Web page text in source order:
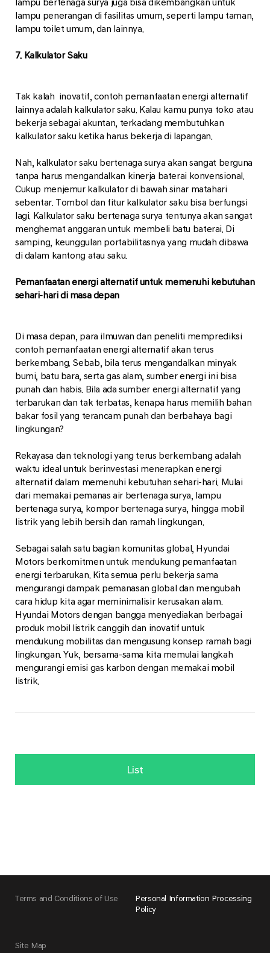
lampu penerangan di fasilitas umum, seperti lampu taman,
lampu toilet umum, dan lainnya.
7. Kalkulator Saku
Tak kalah inovatif, contoh pemanfaatan energi alternatif
lainnya adalah kalkulator saku. Kalau kamu punya toko atau
bekerja sebagai akuntan, terkadang membutuhkan
kalkulator saku ketika harus bekerja di lapangan.
Nah, kalkulator saku bertenaga surya akan sangat berguna
tanpa harus mengandalkan kinerja baterai konvensional.
Cukup menjemur kalkulator di bawah sinar matahari
sebentar. Tombol dan fitur kalkulator saku bisa berfungsi
lagi. Kalkulator saku bertenaga surya tentunya akan sangat
menghemat anggaran untuk membeli batu baterai. Di
samping, keunggulan portabilitasnya yang mudah dibawa
di dalam kantong atau saku.
Pemanfaatan energi alternatif untuk memenuhi kebutuhan
sehari-hari di masa depan
Di masa depan, para ilmuwan dan peneliti memprediksi
contoh pemanfaatan energi alternatif akan terus
berkembang. Sebab, bila terus mengandalkan minyak
bumi, batu bara, serta gas alam, sumber energi ini bisa
punah dan habis. Bila ada sumber energi alternatif yang
terbarukan dan tak terbatas, kenapa harus memilih bahan
bakar fosil yang terancam punah dan berbahaya bagi
lingkungan?
Rekayasa dan teknologi yang terus berkembang adalah
waktu ideal untuk berinvestasi menerapkan energi
alternatif dalam memenuhi kebutuhan sehari-hari. Mulai
dari memakai pemanas air bertenaga surya, lampu
bertenaga surya, kompor bertenaga surya, hingga mobil
listrik yang lebih bersih dan ramah lingkungan.
Sebagai salah satu bagian komunitas global, Hyundai
Motors berkomitmen untuk mendukung pemanfaatan
energi terbarukan. Kita semua perlu bekerja sama
mengurangi dampak pemanasan global dan mengubah
cara hidup kita agar meminimalisir kerusakan alam.
Hyundai Motors dengan bangga menyediakan berbagai
produk mobil listrik canggih dan inovatif untuk
mendukung mobilitas dan mengusung konsep ramah bagi
lingkungan. Yuk, bersama-sama kita memulai langkah
mengurangi emisi gas karbon dengan memakai mobil
listrik.
List
Terms and Conditions of Use
Personal Information Processing
Policy
Site Map